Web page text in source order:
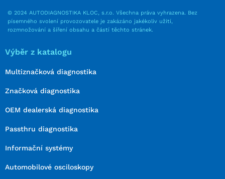
© 2024 AUTODIAGNOSTIKA KLOC, s.r.o. Všechna práva vyhrazena. Bez
písemného svolení provozovatele je zakázáno jakékoliv užití,
rozmnožování a šíření obsahu a částí těchto stránek.
Výběr z katalogu
Multiznačková diagnostika
Značková diagnostika
OEM dealerská diagnostika
Passthru diagnostika
Informační systémy
Automobilové osciloskopy